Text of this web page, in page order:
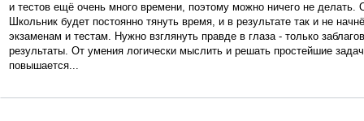
и тестов ещё очень много времени, поэтому можно ничего не делать.
Школьник будет постоянно тянуть время, и в результате так и не
экзаменам и тестам. Нужно взглянуть правде в глаза - только
результаты. От умения логически мыслить и решать простейшие
повышается...